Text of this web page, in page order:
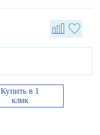
Купить в 1
клик